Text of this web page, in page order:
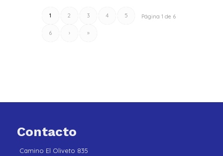
Página 1 de 6
1 2 3 4 5
6 › »
Contacto
Camino El Oliveto 835